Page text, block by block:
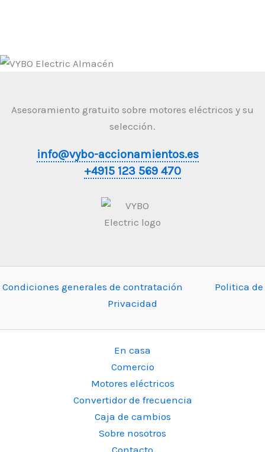
Asesoramiento gratuito sobre motores eléctricos y su
selección.
info@vybo-accionamientos.es
+4915 123 569 470
Condiciones generales de contratación
Politica de
Privacidad
En casa
Comercio
Motores eléctricos
Convertidor de frecuencia
Caja de cambios
Sobre nosotros
Contacto